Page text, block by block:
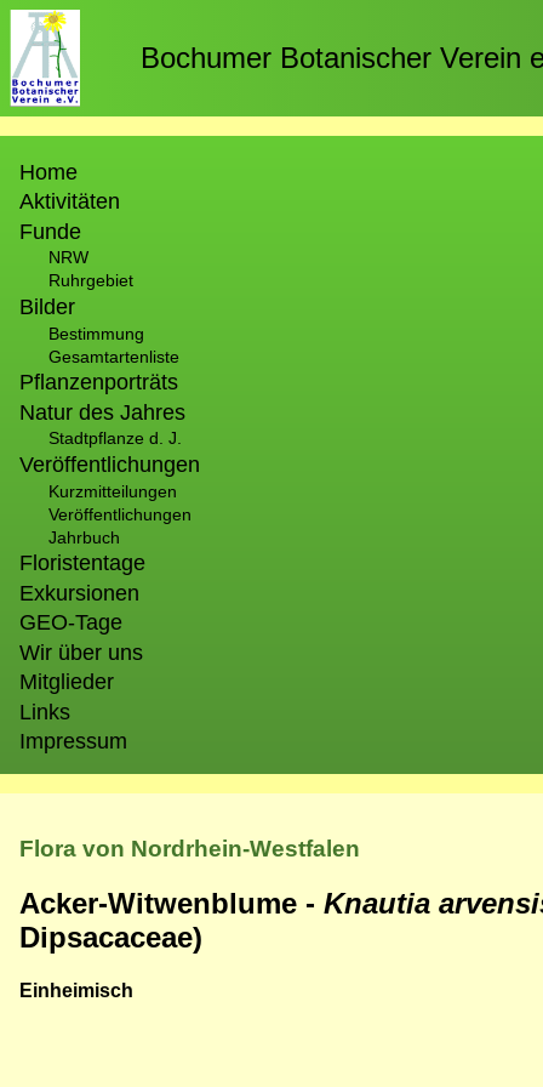
Direkt
zum
Inhalt
Bochumer Botanischer Verein
Home
Aktivitäten
Funde
NRW
Ruhrgebiet
Bilder
Bestimmung
Gesamtartenliste
Pflanzenporträts
Natur des Jahres
Stadtpflanze d. J.
Veröffentlichungen
Kurzmitteilungen
Veröffentlichungen
Jahrbuch
Floristentage
Exkursionen
GEO-Tage
Wir über uns
Mitglieder
Links
Impressum
Flora von Nordrhein-Westfalen
Acker-Witwenblume - Knautia
Dipsacaceae)
Einheimisch